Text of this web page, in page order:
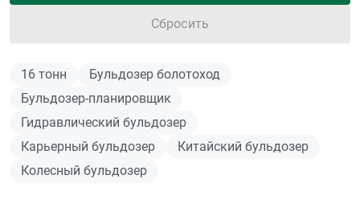
Сбросить
16 тонн
Бульдозер болотоход
Бульдозер-планировщик
Гидравлический бульдозер
Карьерный бульдозер
Китайский бульдозер
Колесный бульдозер